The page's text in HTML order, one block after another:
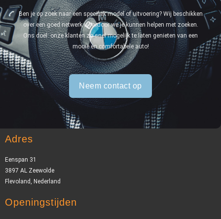
Ben je op zoek naar een specifiek model of uitvoering? Wij beschikken
over een goed netwerk waardoor we je kunnen helpen met zoeken.
Ons doel: onze klanten zo snel mogelijk te laten genieten van een
mooie en comfortabele auto!
Neem contact op
Adres
Eenspan 31
3897 AL Zeewolde
Flevoland, Nederland
Openingstijden